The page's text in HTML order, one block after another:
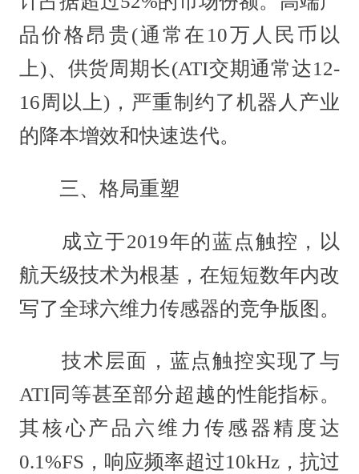
品价格昂贵(通常在10万人民币以
上)、供货周期长(ATI交期通常达12-
16周以上)，严重制约了机器人产业
的降本增效和快速迭代。
三、格局重塑
成立于2019年的蓝点触控，以
航天级技术为根基，在短短数年内改
写了全球六维力传感器的竞争版图。
技术层面，蓝点触控实现了与
ATI同等甚至部分超越的性能指标。
其核心产品六维力传感器精度达
0.1%FS，响应频率超过10kHz，抗过